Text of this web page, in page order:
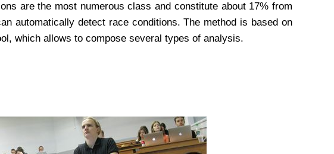
are the most numerousclass and constitute about 17% from
automatically detect race conditions. The method is based on
which allows to compose several types of analysis.